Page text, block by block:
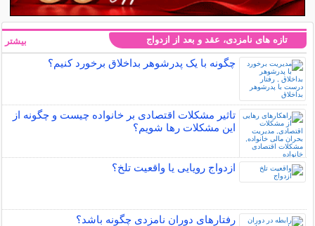
تازه های نامزدی، عقد و بعد از ازدواج
چگونه با یک پدرشوهر بداخلاق برخورد کنیم؟
تاثیر مشکلات اقتصادی بر خانواده چیست و چگونه از
این مشکلات رها شویم؟
ازدواج رویایی یا واقعیت تلخ؟
رفتارهای دوران نامزدی چگونه باشد؟
بیشتر